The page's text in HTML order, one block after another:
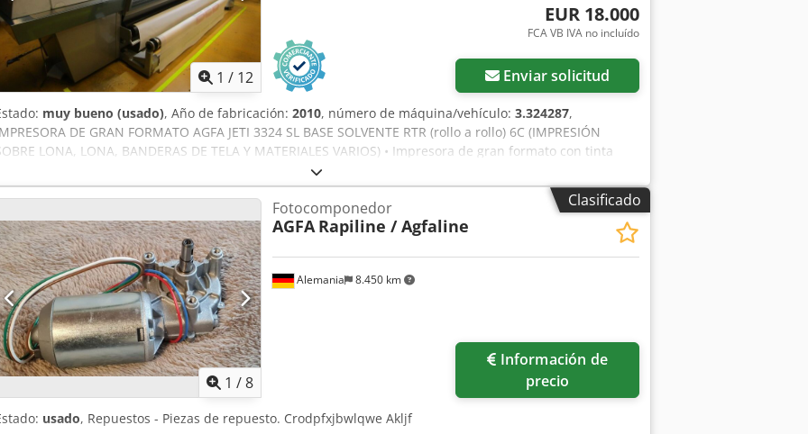
1 / 12
EUR 18.000
FCA VB IVA no incluído
Enviar solicitud
muy bueno (usado), Año de fabricación: 2010, número de máquina/vehículo: 3.324287,
DE GRAN FORMATO AGFA JETI 3324 SL BASE SOLVENTE RTR (rollo a rollo) 6C (IMPRESIÓN
LONA, LONA, BANDERAS DE TELA Y MATERIALES VARIOS) • Impresora de gran formato con tinta
solvente • Tinta a base de solvente: 6 colores (4CMYK + 2CM claro) • Ancho de impresión: 3,2 M (3200 mm)
24 cabezales de impresión piezoeléctricos Spectra de alto rendimiento • 600 dpi (impresión a doble cara)
• Máx. Peso del rollo hasta 230 kg • Hasta 64 m2/h • RIP del software Jeti (E9YC4000) Equipamiento / más
• Unidad de rebobinado del portador: Disolvente Jeti 3M (E9WF2000) • Unidad de calefacción
(E9ZZL000) • Cabezal Jeti Spectra 24 SL PH 3324 (E91UE000) • Cargador de vinilo (E9WKB000) •
de rodillo de vinilo (E9ZUA000) • Kit de repuestos para Jeti 3324 (E9V4C000) • Cámara
(E9Z2P) Codpfjwh Shcex Aklorf • Juego completo de filtros nuevos (12 piezas) • 10 metros de
nuevas también incluidas • Tres juegos de conectores nuevos • Dispositivo de limpieza
para el sistema de tinta de la máquina. Incluye campana extractora en toda la máquina.
Clasificado
1 /8
Alemania 8.450 km
Fotocomponedor
AGFA Rapiline / Agfaline
precio
usado, Repuestos - Piezas de repuesto. Crodpfxjbwlqwe Akljf